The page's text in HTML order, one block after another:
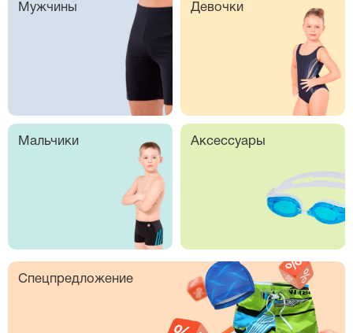
Мужчины Девочки
Мальчики Аксессуары
Спецпредложение